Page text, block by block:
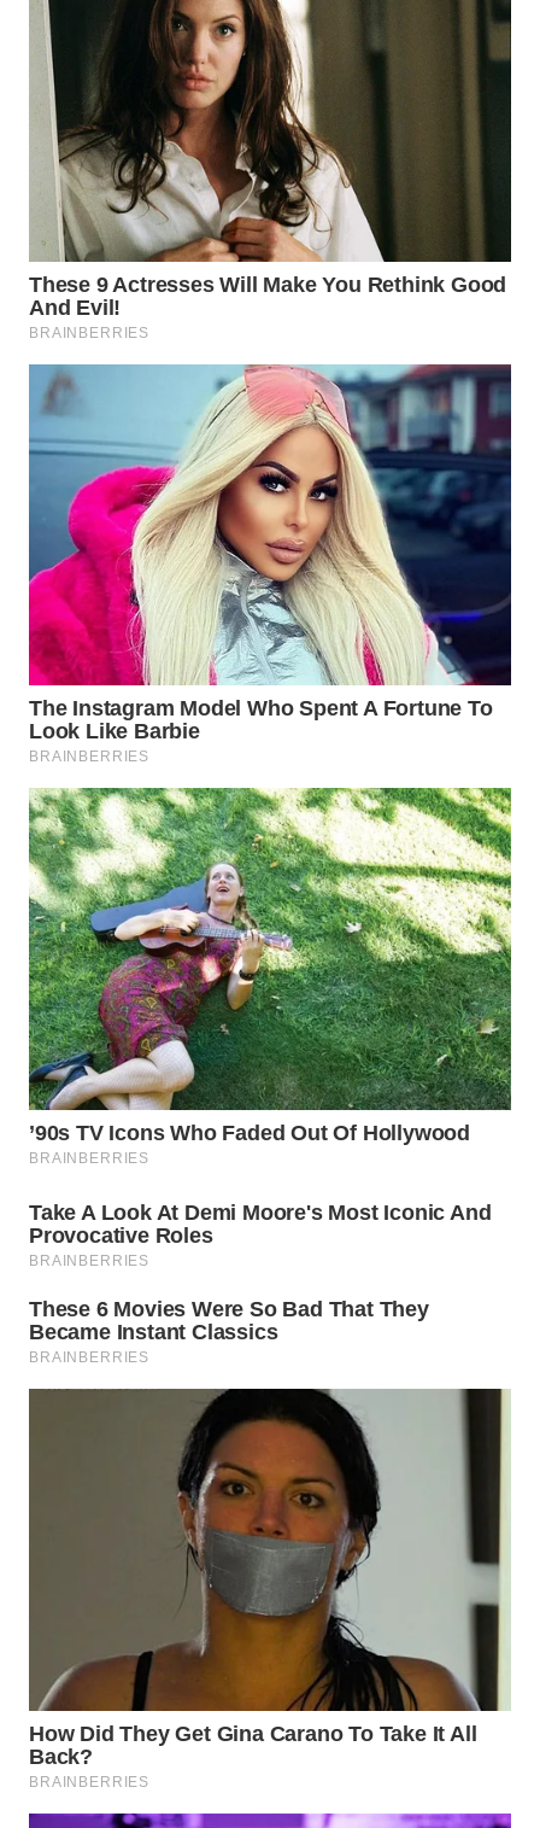
WN
SIMALUNGUN
WN
LABUHANBATU
WN
TAPANULI
TENGAH
WN DELI
SERDANG
TEBING
TINGGI
WN
PAKPAK
WN
KARAWANG
WN
BEKASI
WN
BOGOR
WN
DEPOK
WN
TAPANULI
UTARA
WN
SAMOSIR
PADANG
LAWAS
WN
SUMEDANG
WN
WN
BINJAI
WN